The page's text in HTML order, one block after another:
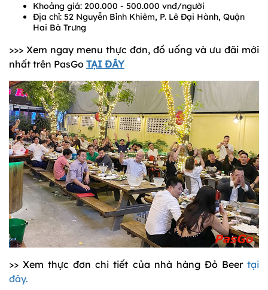
Khoảng giá: 200.000 - 500.000 vnđ/người
Địa chỉ: 52 Nguyễn Bỉnh Khiêm, P. Lê Đại Hành, Quận
Hai Bà Trưng
>>> Xem ngay menu thực đơn, đồ uống và ưu đãi mới
nhất trên PasGo TẠI ĐÂY
>> Xem thực đơn chi tiết của nhà hàng Đỏ Beer tại
đây.